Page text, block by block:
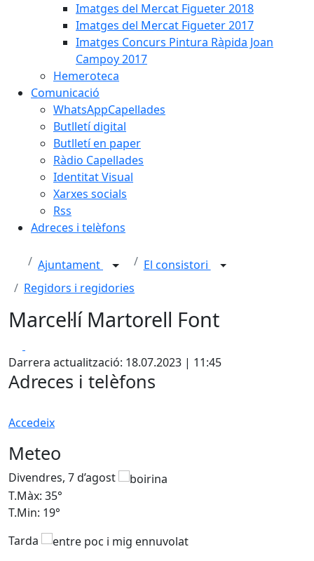
Imatges del Mercat Figueter 2018
Imatges del Mercat Figueter 2017
Imatges Concurs Pintura Ràpida Joan
Campoy 2017
Hemeroteca
Comunicació
WhatsAppCapellades
Butlletí digital
Butlletí en paper
Ràdio Capellades
Identitat Visual
Xarxes socials
Rss
Adreces i telèfons
Ajuntament
El consistori
Regidors i regidories
Marcel·lí Martorell Font
Darrera actualització: 18.07.2023 | 11:45
Adreces i telèfons
Accedeix
Meteo
Divendres, 7 d’agost
T.Màx: 35°
T.Min: 19°
Tarda